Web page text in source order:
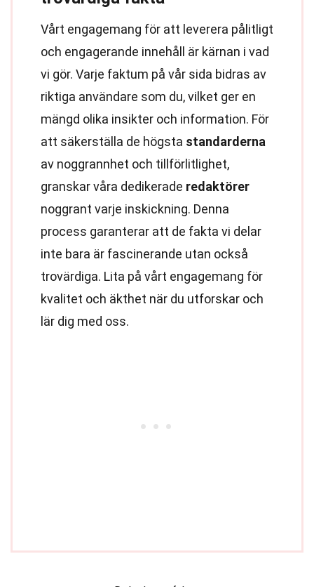
Vårt engagemang för att leverera pålitligt
och engagerande innehåll är kärnan i vad
vi gör. Varje faktum på vår sida bidras av
riktiga användare som du, vilket ger en
mängd olika insikter och information. För
att säkerställa de högsta standarderna
av noggrannhet och tillförlitlighet,
granskar våra dedikerade redaktörer
noggrant varje inskickning. Denna
process garanterar att de fakta vi delar
inte bara är fascinerande utan också
trovärdiga. Lita på vårt engagemang för
kvalitet och äkthet när du utforskar och
lär dig med oss.